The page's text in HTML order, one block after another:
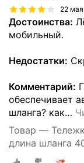
22 мая
Достоинства:
мобильный.
Недостатки:
Комментарий:
обеспечивает
шланга? как…
Товар —
длина шланга